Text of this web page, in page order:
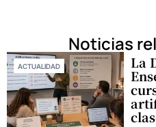
Noticias
ACTUALIDAD La